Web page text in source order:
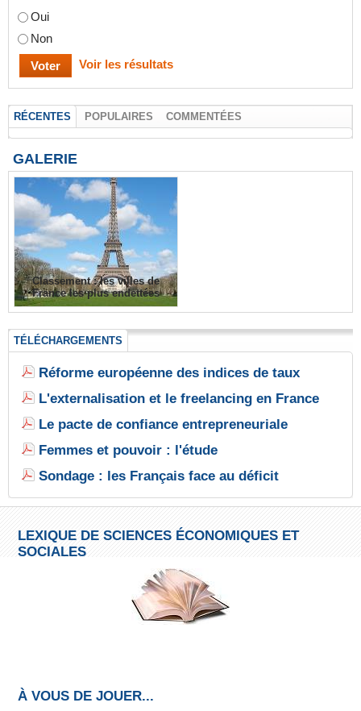
Oui
Non
Voir les résultats
RÉCENTES POPULAIRES COMMENTÉES
GALERIE
Classement : les villes de
France les plus endettées
TÉLÉCHARGEMENTS
Réforme européenne des indices de taux
L'externalisation et le freelancing en France
Le pacte de confiance entrepreneuriale
Femmes et pouvoir : l'étude
Sondage : les Français face au déficit
LEXIQUE DE SCIENCES ÉCONOMIQUES ET
SOCIALES
À VOUS DE JOUER...